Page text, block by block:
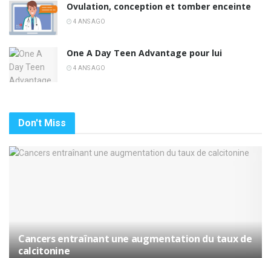
Ovulation, conception et tomber enceinte
4 ANS AGO
One A Day Teen Advantage pour lui
4 ANS AGO
Don't Miss
Cancers entraînant une augmentation du taux de
calcitonine